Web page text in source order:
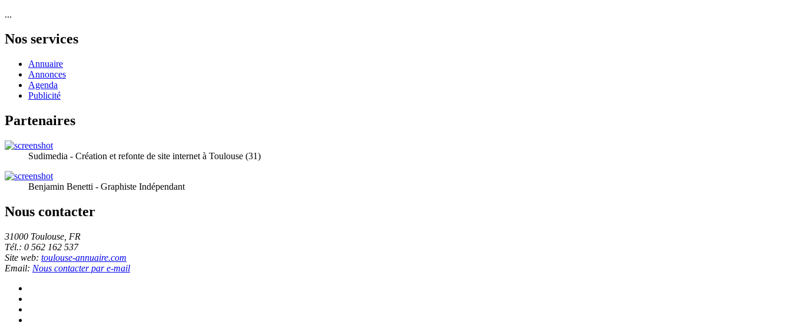
...
Nos services
Annuaire
Annonces
Agenda
Publicité
Partenaires
Sudimedia - Création et refonte de site internet à Toulouse (31)
Benjamin Benetti - Graphiste Indépendant
Nous contacter
31000 Toulouse, FR
Tél.: 0 562 162 537
Site web: toulouse-annuaire.com
Email: Nous contacter par e-mail